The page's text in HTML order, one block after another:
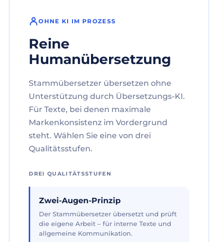
OHNE KI IM PROZESS
Reine
Humanübersetzung
Stammübersetzer übersetzen ohne
Unterstützung durch Übersetzungs-KI.
Für Texte, bei denen maximale
Markenkonsistenz im Vordergrund
steht. Wählen Sie eine von drei
Qualitätsstufen.
DREI QUALITÄTSSTUFEN
Zwei-Augen-Prinzip
Der Stammübersetzer übersetzt und prüft
die eigene Arbeit – für interne Texte und
allgemeine Kommunikation.